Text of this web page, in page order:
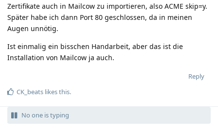
Zertifikate auch in Mailcow zu importieren, also ACME skip=y.
Später habe ich dann Port 80 geschlossen, da in meinen
Augen unnötig.
Ist einmalig ein bisschen Handarbeit, aber das ist die
Installation von Mailcow ja auch.
Reply
CK_beats likes this.
No one is typing